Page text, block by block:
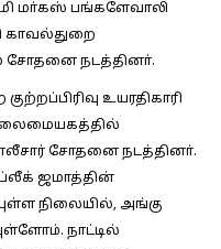
மா்கஸ் பங்களேவாலி
காவல்துறை
சோதனை நடத்தினா்.
உயரதிகாரி
சோதனை நடத்தினா்.
ஜமாத்தின்
நிலையில், அங்கு
நாட்டில்